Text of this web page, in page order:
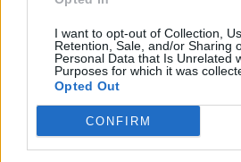
I want to opt-out of Collection,
Retention, Sale, and/or Sharing
Personal Data that Is Unrelated
Purposes for which it was
Opted Out
CONFIRM
Stöd Para§rafs bevakning av
Anders Cardellväxte upp i det lilla
Hallstahammar och i